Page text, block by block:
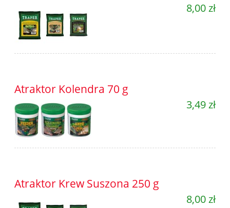
8,00 zł
Atraktor Kolendra 70 g
3,49 zł
Atraktor Krew Suszona 250 g
8,00 zł